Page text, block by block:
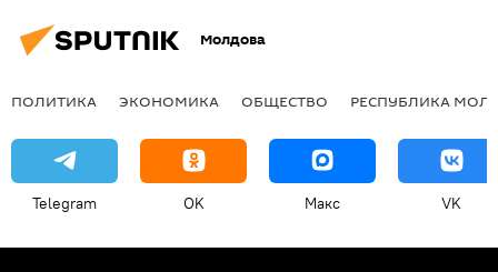
Молдова
ПОЛИТИКА ЭКОНОМИКА ОБЩЕСТВО РЕСПУБЛИКА
Telegram OK Макс VK